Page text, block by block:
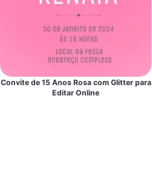
Convite de 15 Anos Rosa com Glitter para
Editar Online